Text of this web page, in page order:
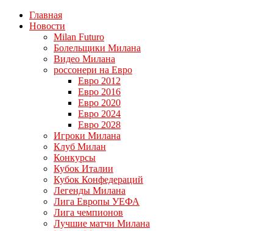
Главная
Новости
Milan Futuro
Болельщики Милана
Видео Милана
россонери на Евро
Евро 2012
Евро 2016
Евро 2020
Евро 2024
Евро 2028
Игроки Милана
Клуб Милан
Конкурсы
Кубок Италии
Кубок Конфедераций
Легенды Милана
Лига Европы УЕФА
Лига чемпионов
Лучшие матчи Милана